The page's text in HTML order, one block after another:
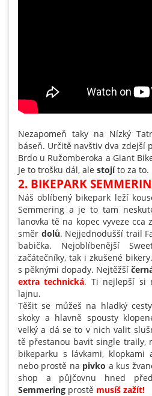
Nezapomeň taky na Nízký
báseň. Určitě navštiv dva zdejší
Brdo u Ružomberoka a Giant
Je to trošku dál, ale stojíto za to.
2. BIKEPARK
Náš oblíbený bikepark leží
Semmering a je to tam
lanovka tě na kopec vyveze
směr dolů. Nejjednodušší trail
babička. Nejoblíbenější
začátečníky, tak i zkušené
s pěknými dopady. Nejtěžší
extra technická. Ti nejlepší si
lajnu.
Těšit se můžeš na hladký
skoky a hlavně spousty
velký a dá se to v nich valit
tě přestanou bavit single traily,
bikeparku s lávkami, klopkami
nebo prostě na pivko a kus
shop a půjčovnu hned
Semmering prostě musíš zažít!